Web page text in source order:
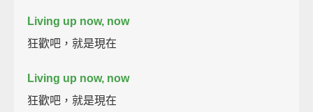
Living up now, now
狂歡吧，就是現在
Living up now, now
狂歡吧，就是現在